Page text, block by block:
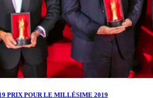
PRIX POUR LE MILLÉSIME 2019